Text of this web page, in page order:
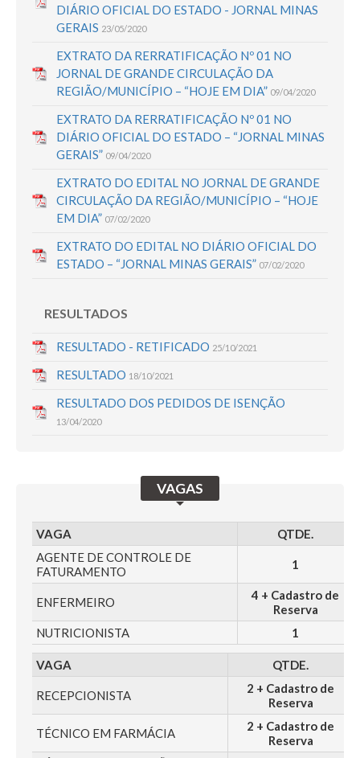
DIÁRIO OFICIAL DO ESTADO - JORNAL MINAS
GERAIS 23/05/2020
EXTRATO DA RERRATIFICAÇÃO Nº 01 NO
JORNAL DE GRANDE CIRCULAÇÃO DA
REGIÃO/MUNICÍPIO – “HOJE EM DIA” 09/04/2020
EXTRATO DA RERRATIFICAÇÃO Nº 01 NO
DIÁRIO OFICIAL DO ESTADO – “JORNAL MINAS
GERAIS” 09/04/2020
EXTRATO DO EDITAL NO JORNAL DE GRANDE
CIRCULAÇÃO DA REGIÃO/MUNICÍPIO – “HOJE
EM DIA” 07/02/2020
EXTRATO DO EDITAL NO DIÁRIO OFICIAL DO
ESTADO – “JORNAL MINAS GERAIS” 07/02/2020
RESULTADOS
RESULTADO - RETIFICADO 25/10/2021
RESULTADO 18/10/2021
RESULTADO DOS PEDIDOS DE ISENÇÃO
13/04/2020
VAGAS
VAGA
QTDE.
AGENTE DE CONTROLE DE
FATURAMENTO
1
ENFERMEIRO
4 + Cadastro de
Reserva
NUTRICIONISTA
1
VAGA QTDE.
RECEPCIONISTA
2 + Cadastro de
Reserva
TÉCNICO EM FARMÁCIA
2 + Cadastro de
Reserva